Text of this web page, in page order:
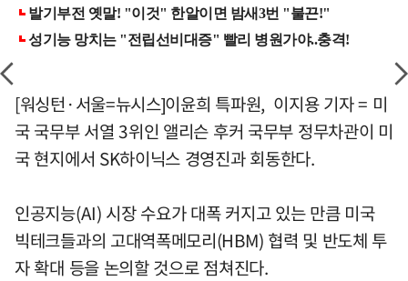
[워싱턴·서울=뉴시스]이윤희 특파원, 이지용 기자 = 미
국 국무부 서열 3위인 앨리슨 후커 국무부 정무차관이 미
국 현지에서 SK하이닉스 경영진과 회동한다.
인공지능(AI) 시장 수요가 대폭 커지고 있는 만큼 미국
빅테크들과의 고대역폭메모리(HBM) 협력 및 반도체 투
자 확대 등을 논의할 것으로 점쳐진다.